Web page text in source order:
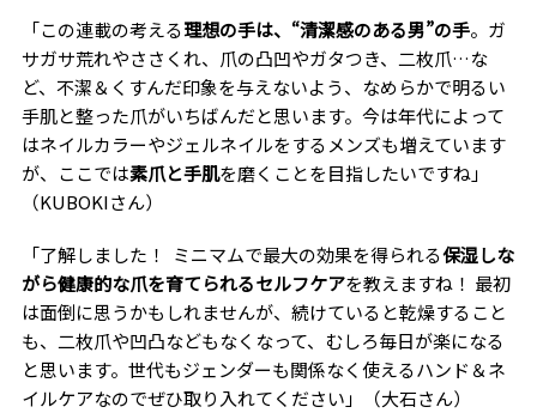
「この連載の考える理想の手は、“清潔感のある男”の手。ガ
サガサ荒れやささくれ、爪の凸凹やガタつき、二枚爪…な
ど、不潔＆くすんだ印象を与えないよう、なめらかで明るい
手肌と整った爪がいちばんだと思います。今は年代によって
はネイルカラーやジェルネイルをするメンズも増えています
が、ここでは素爪と手肌を磨くことを目指したいですね」
（KUBOKIさん）
「了解しました！ ミニマムで最大の効果を得られる保湿しな
がら健康的な爪を育てられるセルフケアを教えますね！ 最初
は面倒に思うかもしれませんが、続けていると乾燥すること
も、二枚爪や凹凸などもなくなって、むしろ毎日が楽になる
と思います。世代もジェンダーも関係なく使えるハンド＆ネ
イルケアなのでぜひ取り入れてください」（大石さん）